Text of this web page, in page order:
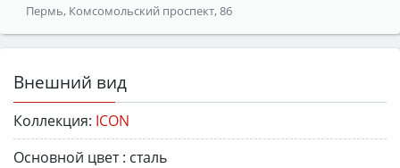
Пермь, Комсомольский проспект, 86
Внешний вид
Коллекция: ICON
Основной цвет : сталь